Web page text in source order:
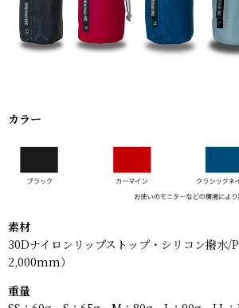
カラー
素材
30Dナイロンリップストップ・シリコン撥水/
2,000mm）
重量